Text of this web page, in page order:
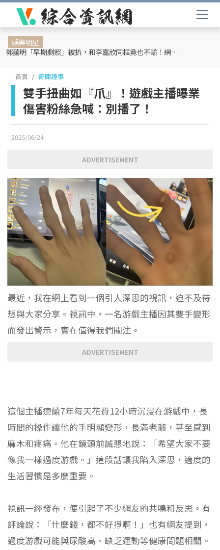
娛樂明星
郭藹明「早期劇照」被扒，和李嘉欣同框竟也不輸！網友：難怪劉青云這麼愛她
首頁 奇聞趣事
雙手扭曲如『爪』！遊戲主播曝業
傷害粉絲急喊：別播了！
2025/06/24
ADVERTISEMENT
最近，我在網上看到一個引人深思的視訊，迫不及待
想與大家分享。視訊中，一名游戲主播因其雙手變形
而發出警示，實在值得我們關注。
ADVERTISEMENT
這個主播連續7年每天花費12小時沉浸在游戲中，長
時間的操作讓他的手明顯變形，長滿老繭，甚至感到
麻木和疼痛。他在鏡頭前誠懇地說：「希望大家不要
像我一樣過度游戲。」這段話讓我陷入深思，適度的
生活習慣是多麼重要。
視訊一經發布，便引起了不少網友的共鳴和反思。有
評論說：「什麼錢，都不好掙啊！」也有網友提到，
過度游戲可能與尿酸高、缺乏運動等健康問題相關。